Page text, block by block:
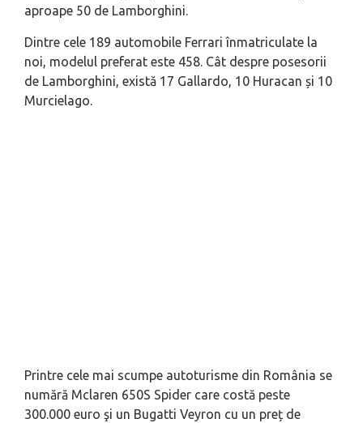
aproape 50 de Lamborghini.
Dintre cele 189 automobile Ferrari înmatriculate la
noi, modelul preferat este 458. Cât despre posesorii
de Lamborghini, există 17 Gallardo, 10 Huracan și 10
Murcielago.
Printre cele mai scumpe autoturisme din România se
numără Mclaren 650S Spider care costă peste
300.000 euro şi un Bugatti Veyron cu un preț de